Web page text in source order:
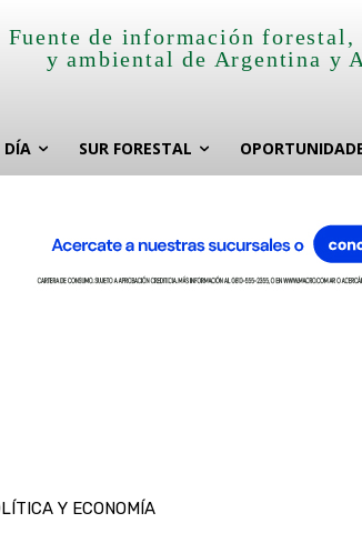
Fuente de información
y ambiental de Argentina y
DÍA SUR FORESTAL
Y ECONOMÍA